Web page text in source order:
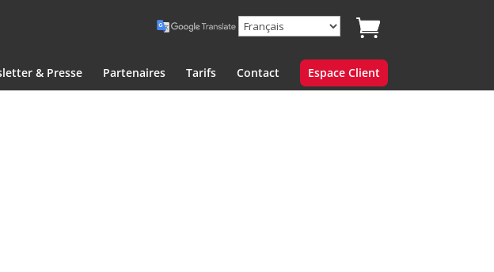
& Presse Partenaires Tarifs Contact Espace Client